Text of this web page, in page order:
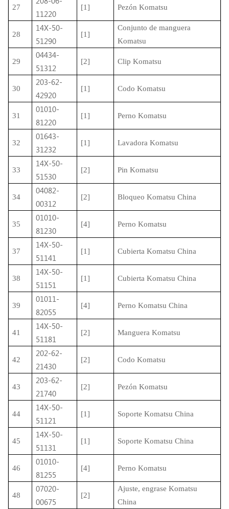
27
11220
[1] Pezón Komatsu
28
14X-50-
51290
[1]
Conjunto de manguera
Komatsu
29
04434-
51312
[2] Clip Komatsu
30
203-62-
42920
[1] Codo Komatsu
31
01010-
81220
[1] Perno Komatsu
32
01643-
31232
[1] Lavadora Komatsu
33
14X-50-
51530
[2] Pin Komatsu
34
04082-
00312
[2] Bloqueo Komatsu China
35
01010-
81230
[4] Perno Komatsu
37
14X-50-
51141
[1] Cubierta Komatsu China
38
14X-50-
51151
[1] Cubierta Komatsu China
39
01011-
82055
[4] Perno Komatsu China
41
14X-50-
51181
[2] Manguera Komatsu
42
202-62-
21430
[2] Codo Komatsu
43
203-62-
21740
[2] Pezón Komatsu
44
14X-50-
51121
[1] Soporte Komatsu China
45
14X-50-
51131
[1] Soporte Komatsu China
46
01010-
81255
[4] Perno Komatsu
48
07020-
00675
[2]
Ajuste, engrase Komatsu
China